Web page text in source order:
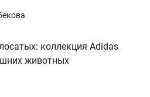
коллекция Adidas
животных